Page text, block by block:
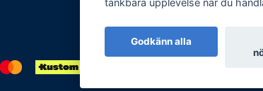
tänkbara upplevelse när du
Godkänn alla